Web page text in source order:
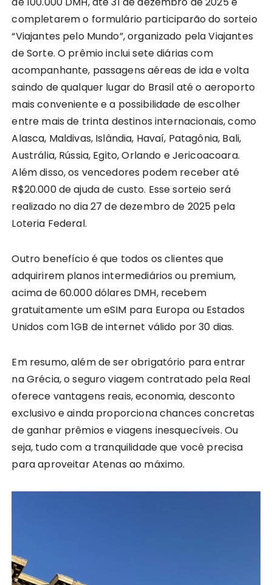
completarem o formulário participarão do sorteio
“Viajantes pelo Mundo”, organizado pela Viajantes
de Sorte. O prêmio inclui sete diárias com
acompanhante, passagens aéreas de ida e volta
saindo de qualquer lugar do Brasil até o aeroporto
mais conveniente e a possibilidade de escolher
entre mais de trinta destinos internacionais, como
Alasca, Maldivas, Islândia, Havaí, Patagônia, Bali,
Austrália, Rússia, Egito, Orlando e Jericoacoara.
Além disso, os vencedores podem receber até
R$20.000 de ajuda de custo. Esse sorteio será
realizado no dia 27 de dezembro de 2025 pela
Loteria Federal.
Outro benefício é que todos os clientes que
adquirirem planos intermediários ou premium,
acima de 60.000 dólares DMH, recebem
gratuitamente um eSIM para Europa ou Estados
Unidos com 1GB de internet válido por 30 dias.
Em resumo, além de ser obrigatório para entrar
na Grécia, o seguro viagem contratado pela Real
oferece vantagens reais, economia, desconto
exclusivo e ainda proporciona chances concretas
de ganhar prêmios e viagens inesquecíveis. Ou
seja, tudo com a tranquilidade que você precisa
para aproveitar Atenas ao máximo.